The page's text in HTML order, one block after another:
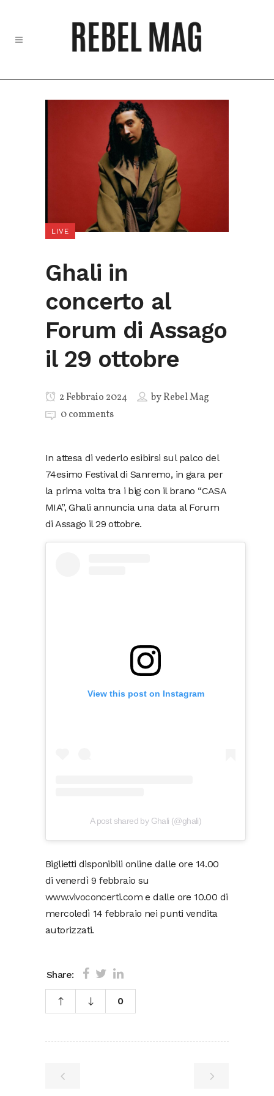
LIVE
Ghali in
concerto al
Forum di Assago
il 29 ottobre
2 Febbraio 2024 byRebel Mag
0 comments
In attesa di vederlo esibirsi sul palco del
74esimo Festival di Sanremo, in gara per
la prima volta tra i big con il brano “CASA
MIA”, Ghali annuncia una data al Forum
di Assago il 29 ottobre.
View this post on Instagram
A post shared by Ghali (@ghali)
Biglietti disponibili online dalle ore 14.00
di venerdì 9 febbraio su
www.vivoconcerti.com e dalle ore 10.00 di
mercoledì 14 febbraio nei punti vendita
autorizzati.
Share:
0